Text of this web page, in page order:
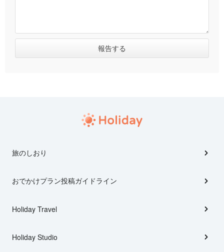
旅のしおり
おでかけプラン投稿ガイドライン
Holiday Travel
Holiday Studio